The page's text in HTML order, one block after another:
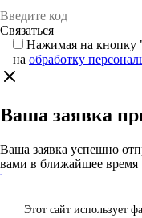
Нажимая на кнопку
на обработку
Ваша заявка
Ваша заявка успешно
вами в ближайшее время
Каталог
Этот сайт использует